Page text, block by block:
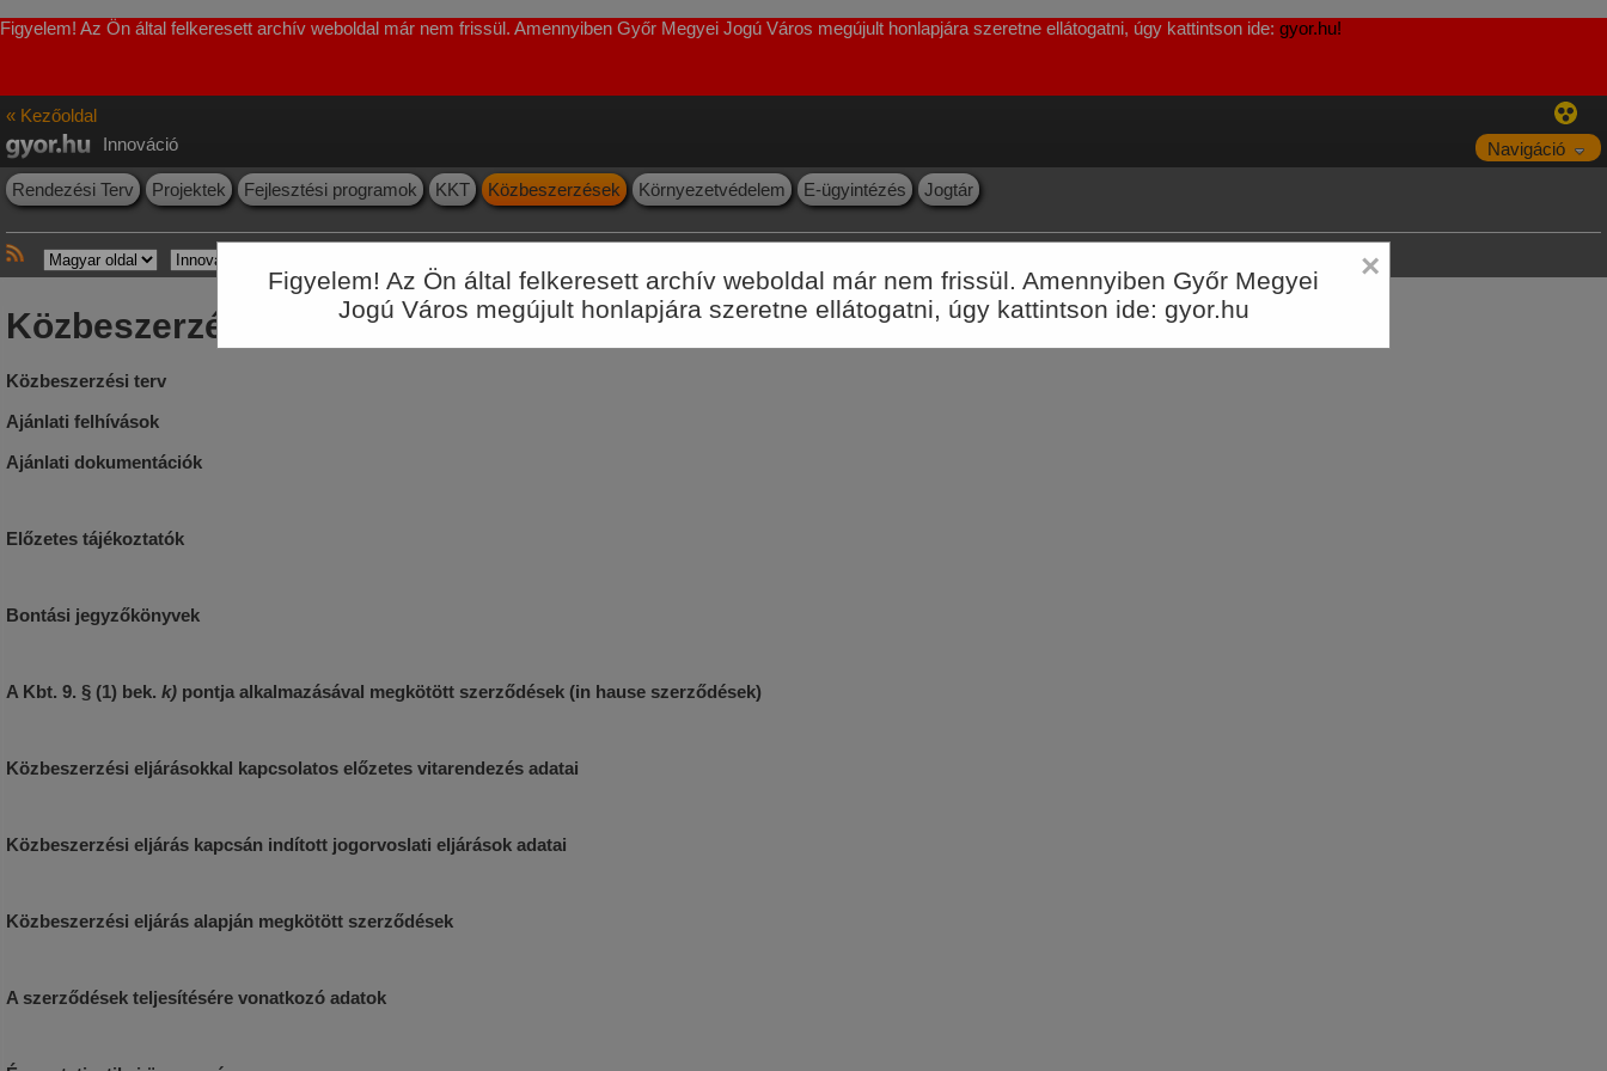
×
Figyelem! Az Ön által felkeresett archív weboldal már nem frissül. Amennyiben Győr Megyei
Jogú Város megújult honlapjára szeretne ellátogatni, úgy kattintson ide: gyor.hu
Figyelem! Az Ön által felkeresett archív weboldal már nem frissül. Amennyiben Győr Megyei Jogú Város megújult honlapjára szeretne ellátogatni, úgy kattintson ide: gyor.hu!
« Kezőoldal
Innováció
Navigáció
Rendezési Terv
Projektek Fejlesztési programok KKT Közbeszerzések Környezetvédelem E-ügyintézés Jogtár
Közbeszerzések
Közbeszerzési terv
Ajánlati felhívások
Ajánlati dokumentációk
Előzetes tájékoztatók
Bontási jegyzőkönyvek
A Kbt. 9. § (1) bek. k) pontja alkalmazásával megkötött szerződések (in hause szerződések)
Közbeszerzési eljárásokkal kapcsolatos előzetes vitarendezés adatai
Közbeszerzési eljárás kapcsán indított jogorvoslati eljárások adatai
Közbeszerzési eljárás alapján megkötött szerződések
A szerződések teljesítésére vonatkozó adatok